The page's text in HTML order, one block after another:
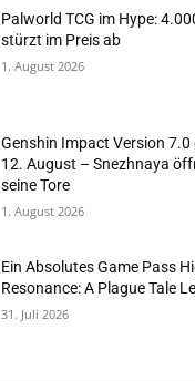
Palworld TCG im Hype:
stürzt im Preis ab
1. August 2026
Genshin Impact Version
12. August – Snezhnaya
seine Tore
1. August 2026
Ein Absolutes Game Pass
Resonance: A Plague Tale
31. Juli 2026